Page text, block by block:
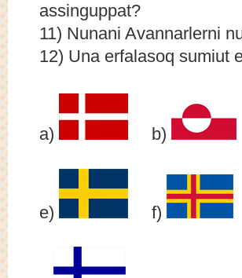
assinguppat?
11) Nunani Avannarlerni
12) Una erfalasoq sumiut
a) b)
e) f)